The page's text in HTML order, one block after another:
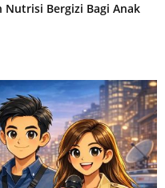
Nutrisi Bergizi Bagi Anak